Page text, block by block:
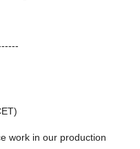
work in our production